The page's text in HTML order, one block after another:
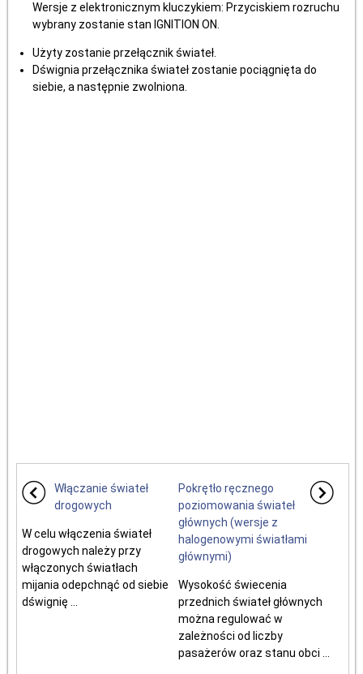
Wersje z elektronicznym kluczykiem: Przyciskiem rozruchu
wybrany zostanie stan IGNITION ON.
Użyty zostanie przełącznik świateł.
Dśwignia przełącznika świateł zostanie pociągnięta do
siebie, a następnie zwolniona.
Włączanie świateł
drogowych
W celu włączenia świateł
drogowych należy przy
włączonych światłach
mijania odepchnąć od siebie
dśwignię ...
Pokrętło ręcznego
poziomowania świateł
głównych (wersje z
halogenowymi światłami
głównymi)
Wysokość świecenia
przednich świateł głównych
można regulować w
zależności od liczby
pasażerów oraz stanu obci ...